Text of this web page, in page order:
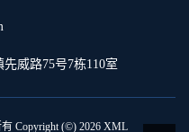
威路75号7栋110室
Copyright (©) 2026 XML